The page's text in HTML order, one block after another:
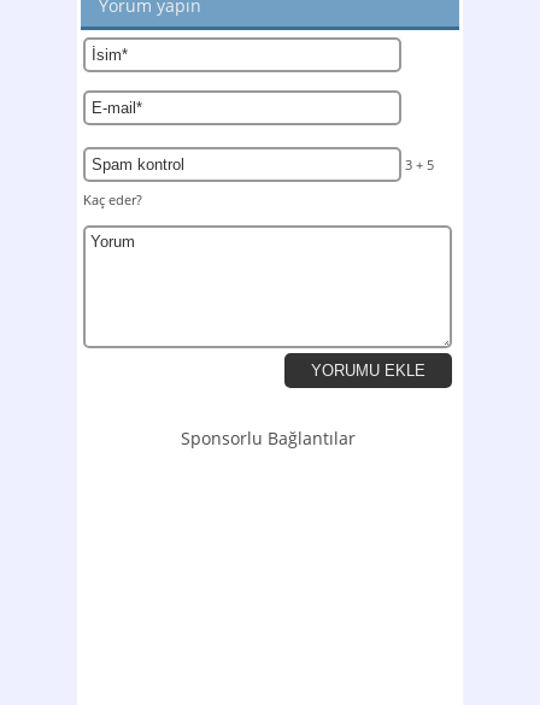
Yorum yapın
3 + 5
Kaç eder?
Sponsorlu Bağlantılar